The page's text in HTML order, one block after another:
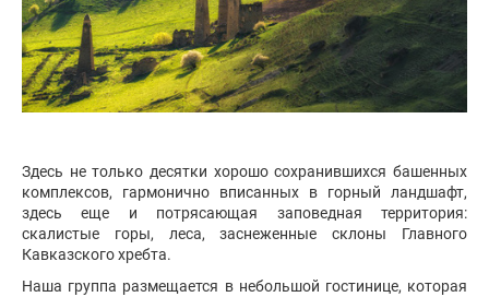
Здесь не только десятки хорошо сохранившихся башенных
комплексов, гармонично вписанных в горный ландшафт,
здесь еще и потрясающая заповедная территория:
скалистые горы, леса, заснеженные склоны Главного
Кавказского хребта.
Наша группа размещается в небольшой гостинице, которая